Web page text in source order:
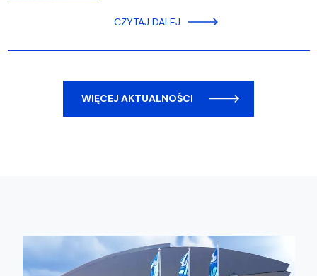
CZYTAJ DALEJ
WIĘCEJ AKTUALNOŚCI